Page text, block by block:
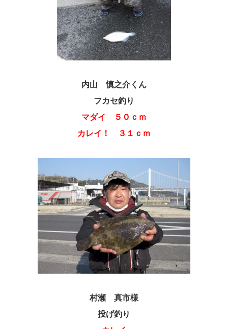
内山 慎之介くん
フカセ釣り
マダイ ５０ｃｍ
カレイ！ ３１ｃｍ
村瀬 真市様
投げ釣り